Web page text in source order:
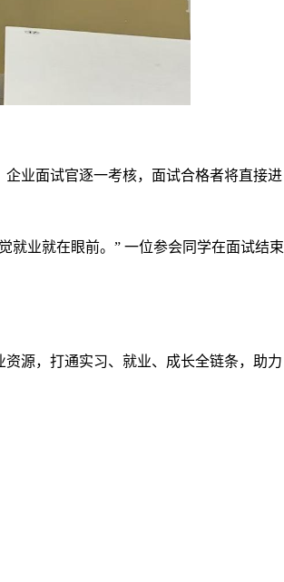
业面试官逐一考核，面试合格者将直接进
就业就在眼前。” 一位参会同学在面试结束
源，打通实习、就业、成长全链条，助力